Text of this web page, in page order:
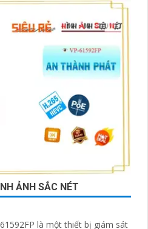
ẢNH SẮC NÉT
là một thiết bị giám sát